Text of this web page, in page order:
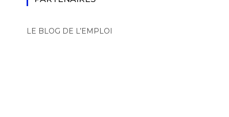
LE BLOG DE L’EMPLOI